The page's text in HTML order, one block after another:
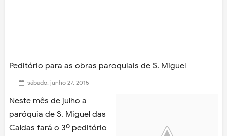
Peditório para as obras paroquiais de S. Miguel
sábado, junho 27, 2015
Neste mês de julho a
paróquia de S. Miguel das
Caldas fará o 3º peditório